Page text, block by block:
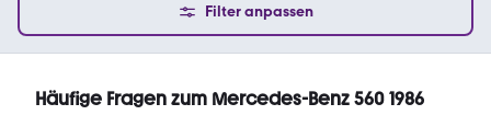
Filter anpassen
Häufige Fragen zum Mercedes-Benz 560 1986